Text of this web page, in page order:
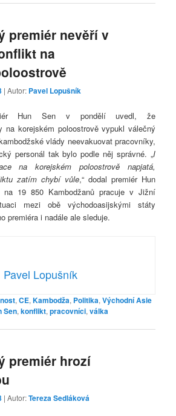
premiér nevěří v
na
| Autor: Pavel Lopušník
Hun Sen v pondělí uvedl, že
na korejském poloostrově vypukl válečný
vlády neevakuovat pracovníky,
personál tak bylo podle něj správné. „I
na korejském poloostrově napjatá,
zatím chybí vůle,“ dodal premiér Hun
19 850 Kambodžanů pracuje v Jižní
mezi obě východoasijskými státy
premiéra i nadále ale sleduje.
Pavel Lopušník
,CE,Kambodža, Politika,Východní Asie
Sen,konflikt,pracovníci,válka
premiér hrozí
| Autor:Tereza Sedláková